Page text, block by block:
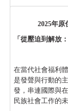
2025年原
「從壓迫到解放
在當代社會福利
是發聲與行動的
發，串連國際與
民族社會工作的未